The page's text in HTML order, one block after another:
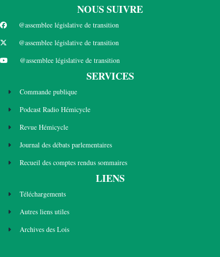
NOUS SUIVRE
@assemblee législative de transition
@assemblee législative de transition
@assemblee législative de transition
SERVICES
Commande publique
Podcast Radio Hémicycle
Revue Hémicycle
Journal des débats parlementaires
Recueil des comptes rendus sommaires
LIENS
Téléchargements
Autres liens utiles
Archives des Lois